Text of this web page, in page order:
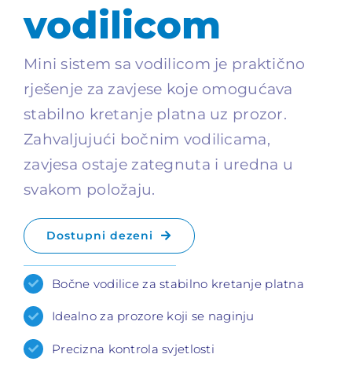
Zdravo! Ja sam Bosfor Stil AI savjetnik.
Kako vam mogu pomoci?
vodilicom
Mini sistem sa vodilicom je praktično
rješenje za zavjese koje omogućava
stabilno kretanje platna uz prozor.
Zahvaljujući bočnim vodilicama,
zavjesa ostaje zategnuta i uredna u
svakom položaju.
Dostupni dezeni
Bočne vodilice za stabilno kretanje platna
Idealno za prozore koji se naginju
Precizna kontrola svjetlosti